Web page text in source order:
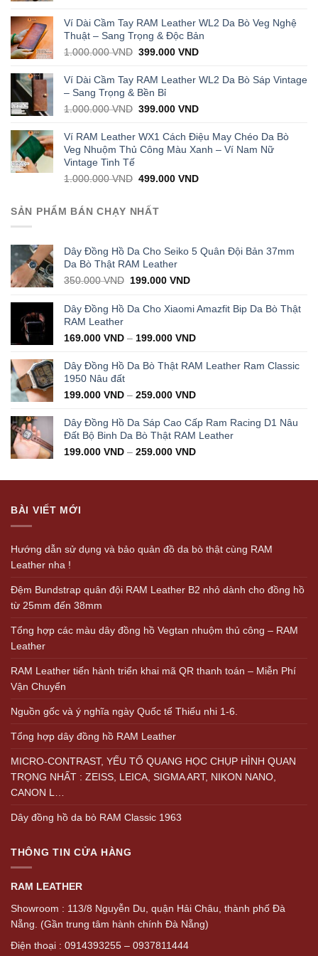
was:
1.000.000 VND.
is:
429.000 VND.
Ví Dài Cầm Tay RAM Leather WL2 Da Bò Veg Nghệ
Thuật – Sang Trọng & Độc Bản
1.000.000VND Original
was:
1.000.000 VND.
399.000VNDCurrent
is:
Ví Dài Cầm Tay RAM Leather WL2 Da Bò Sáp Vintage
– Sang Trọng & Bền Bỉ
1.000.000VND Original
was:
1.000.000 VND.
399.000VNDCurrent
is:
399.000 VND.
Ví RAM Leather WX1 Cách Điệu May Chéo Da Bò
Veg Nhuộm Thủ Công Màu Xanh – Ví Nam Nữ
Vintage Tinh Tế
1.000.000VND Original
was:
1.000.000 VND.
499.000VNDCurrent
SẢN PHẨM BÁN CHẠY NHẤT
Dây Đồng Hồ Da Cho Seiko 5 Quân Đội Bản 37mm
Da Bò Thật RAM Leather
350.000VND Original
was:
199.000VNDCurrent
is:
199.000 VND.
Dây Đồng Hồ Da Cho Xiaomi Amazfit Bip Da Bò Thật
RAM Leather
169.000 VND – 199.000 VND
Dây Đồng Hồ Da Bò Thật RAM Leather Ram Classic
1950 Nâu đất
199.000 VND – 259.000 VND
Dây Đồng Hồ Da Sáp Cao Cấp Ram Racing D1 Nâu
Đất Bộ Binh Da Bò Thật RAM Leather
199.000 VND – 259.000 VND
BÀI VIẾT MỚI
Hướng dẫn sử dụng và bảo quản đồ da bò thật cùng RAM
Leather nha !
Đệm Bundstrap quân đội RAM Leather B2 nhỏ dành cho đồng hồ
từ 25mm đến 38mm
Tổng hợp các màu dây đồng hồ Vegtan nhuộm thủ công – RAM
Leather
RAM Leather tiến hành triển khai mã QR thanh toán – Miễn Phí
Vận Chuyển
Nguồn gốc và ý nghĩa ngày Quốc tế Thiếu nhi 1-6.
Tổng hợp dây đồng hồ RAM Leather
MICRO-CONTRAST, YẾU TỐ QUANG HỌC CHỤP HÌNH QUAN
TRỌNG NHẤT : ZEISS, LEICA, SIGMA ART, NIKON NANO,
CANON L…
Dây đồng hồ da bò RAM Classic 1963
THÔNG TIN CỬA HÀNG
RAM LEATHER
Showroom : 113/8 Nguyễn Du, quận Hải Châu, thành phố Đà
Nẵng. (Gần trung tâm hành chính Đà Nẵng)
Điện thoại : 0914393255 – 0937811444